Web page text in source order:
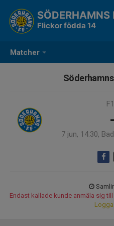
Matcher
SÖDERHAMNS
Flickor födda 14
Söderhamns
7 jun, 14:30,
Endast kallade kunde anmäla sig